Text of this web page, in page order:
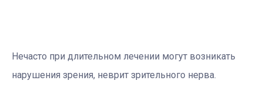
Нечасто при длительном лечении могут возникать
нарушения зрения, неврит зрительного нерва.